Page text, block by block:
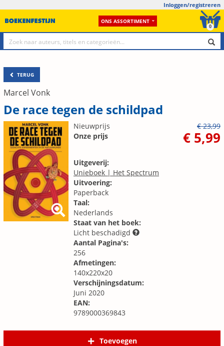
Inloggen/registreren
ONS ASSORTIMENT
0
TERUG
Marcel Vonk
De race tegen de schildpad
Nieuwprijs
€ 23,99
Onze prijs
€ 5,99
Uitgeverij:
Unieboek | Het Spectrum
Uitvoering:
Paperback
Taal:
Nederlands
Staat van het boek:
Licht beschadigd
Aantal Pagina's:
256
Afmetingen:
140x220x20
Verschijningsdatum:
Juni 2020
EAN:
9789000369843
Toevoegen